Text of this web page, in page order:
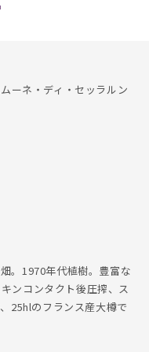
ーネ・ディ・セッラルン
。1970年代植樹。豊富な
ンコンタクト後圧搾、ス
25hlのフランス産大樽で